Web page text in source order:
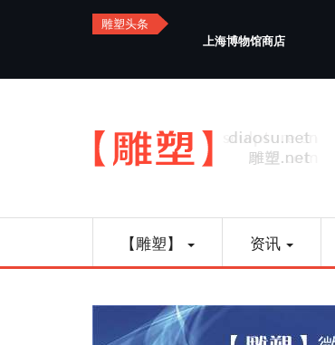
雕塑头条
上海博物馆商店
navigation
【雕塑】 资讯